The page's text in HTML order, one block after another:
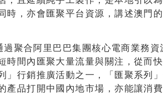
時，亦會匯聚平台資源，講述澳門
聚合阿里巴巴集團核心電商業務
時間內匯聚大量流量與關注，從而
」行銷推廣活動之一，「匯聚系列
產品打開中國內地市場，亦能讓消